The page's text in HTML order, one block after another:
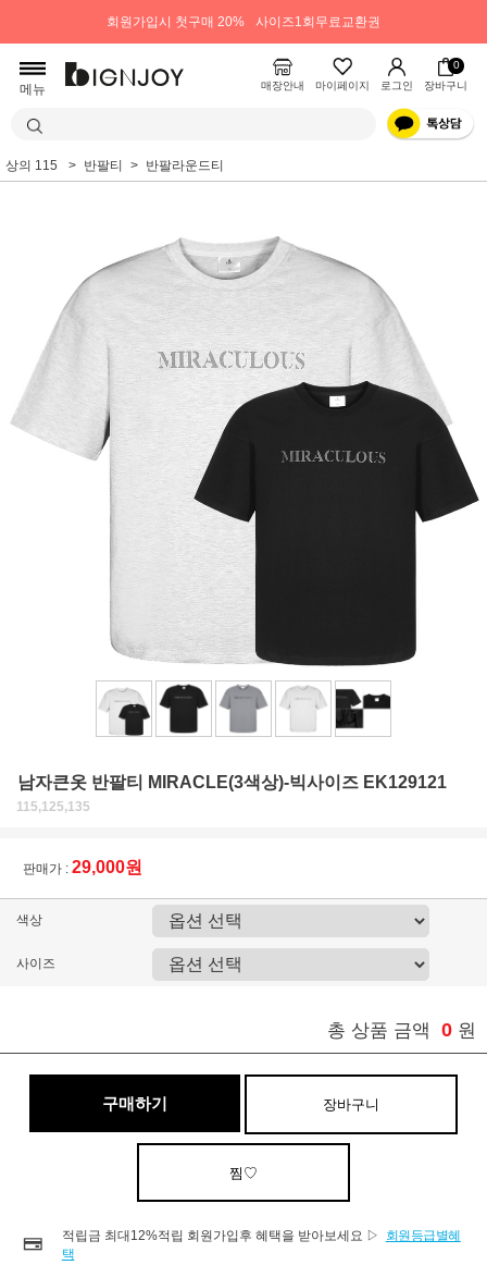
회원가입시 첫구매 20% 사이즈1회무료교환권
메뉴 매장안내 마이페이지 로그인
0
장바구니
상의 115 반팔티 반팔라운드티
남자큰옷 반팔티 MIRACLE(3색상)-빅사이즈 EK129121
115,125,135
판매가 : 29,000원
색상
사이즈
총 상품 금액 0 원
구매하기 장바구니
찜♡
적립금 최대12%적립 회원가입후 혜택을 받아보세요 ▷
회원등급별혜
택